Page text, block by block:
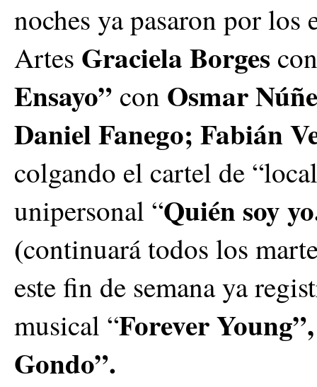
noches ya pasaron por los
Artes Graciela Borges
Ensayo” con Osmar
Daniel Fanego; Fabián
colgando el cartel de
unipersonal “Quién soy
(continuará todos los
este fin de semana ya
musical “Forever
Gondo”.